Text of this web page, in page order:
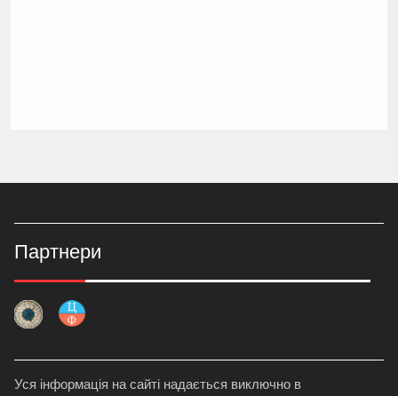
Партнери
Уся інформація на сайті надається виключно в